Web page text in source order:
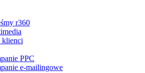
r360
klienci
PPC
e-mailingowe